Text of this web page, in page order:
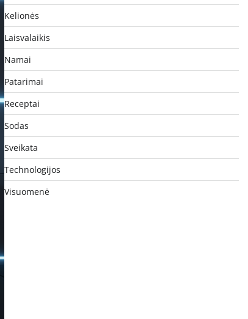
Kelionės
Laisvalaikis
Namai
Patarimai
Receptai
Sodas
Sveikata
Technologijos
Visuomenė